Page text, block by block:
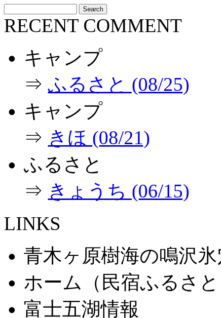
RECENT COMMENT
キャンプ
⇒ ふるさと (08/25)
キャンプ
⇒ きほ (08/21)
ふるさと
⇒ きょうち (06/15)
LINKS
青木ヶ原樹海の鳴沢
ホーム（民宿ふるさ
富士五湖情報